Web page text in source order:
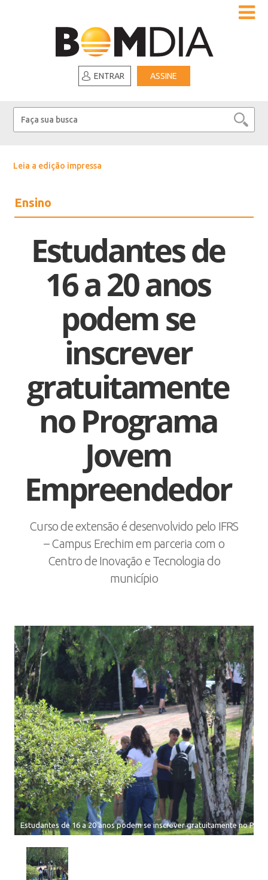
ENTRAR ASSINE
Leia a edição impressa
Ensino
Estudantes de
16 a 20 anos
podem se
inscrever
gratuitamente
no Programa
Jovem
Empreendedor
Curso de extensão é desenvolvido pelo IFRS
– Campus Erechim em parceria com o
Centro de Inovação e Tecnologia do
município
Estudantes de 16 a 20 anos podem se inscrever gratuitamente no